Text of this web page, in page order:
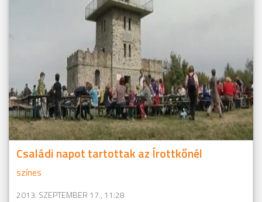
Családi napot tartottak az Írottkőnél
színes
2013. SZEPTEMBER 17., 11:28